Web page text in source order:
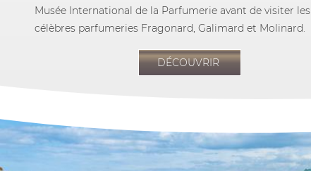
Musée International de la Parfumerie avant de visiter les
célèbres parfumeries Fragonard, Galimard et Molinard.
DÉCOUVRIR